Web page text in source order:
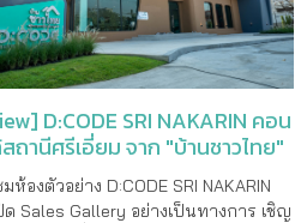
D:CODE SRI NAKARIN คอน
ถานีศรีเอี่ยม จาก "บ้านชาวไทย"
ห้องตัวอย่าง D:CODE SRI NAKARIN
ด Sales Gallery อย่างเป็นทางการ เชิญ